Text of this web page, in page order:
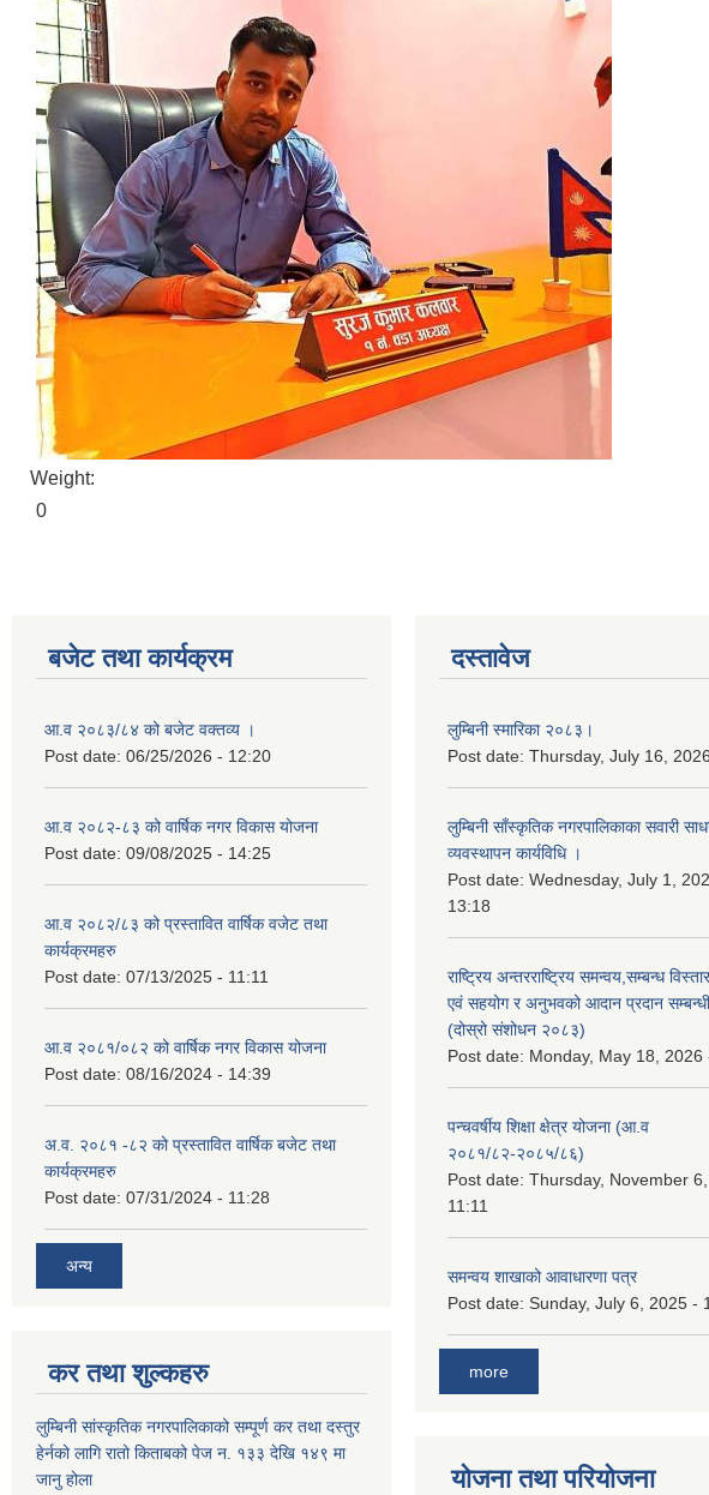
Weight:
0
बजेट तथा कार्यक्रम
आ.व २०८३/८४ को बजेट वक्तव्य ।
Post date: 06/25/2026 - 12:20
आ.व २०८२-८३ को वार्षिक नगर विकास योजना
Post date: 09/08/2025 - 14:25
आ.व २०८२/८३ को प्रस्तावित वार्षिक वजेट तथा
कार्यक्रमहरु
Post date: 07/13/2025 - 11:11
आ.व २०८१/०८२ को वार्षिक नगर विकास योजना
Post date: 08/16/2024 - 14:39
अ.व. २०८१ -८२ को प्रस्तावित वार्षिक बजेट तथा
कार्यक्रमहरु
Post date: 07/31/2024 - 11:28
अन्य
कर तथा शुल्कहरु
लुम्बिनी सांस्कृतिक नगरपालिकाको सम्पूर्ण कर तथा दस्तुर
हेर्नको लागि रातो किताबको पेज न. १३३ देखि १४९ मा
जानु होला
दस्तावेज
लुम्बिनी स्मारिका २०८३।
Post date: Thursday, July 16,
लुम्बिनी साँस्कृतिक नगरपालिकाका सवारी
व्यवस्थापन कार्यविधि ।
Post date: Wednesday, July 1,
13:18
राष्ट्रिय अन्तरराष्ट्रिय समन्वय,सम्बन्ध
एवं सहयोग र अनुभवको आदान प्रदान सम्बन्धी
(दोस्रो संशोधन २०८३)
Post date: Monday, May 18, 2026
पन्चवर्षीय शिक्षा क्षेत्र योजना (आ.व
२०८१/८२-२०८५/८६)
Post date: Thursday, November
11:11
समन्वय शाखाको आवाधारणा पत्र
Post date: Sunday, July 6, 2025 -
more
योजना तथा परियोजना